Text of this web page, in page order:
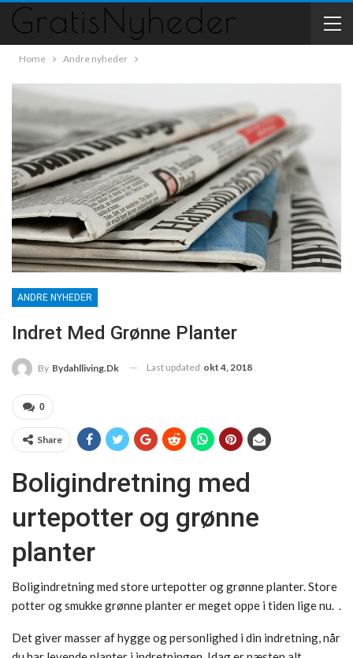
Home Andre nyheder
ANDRE NYHEDER
Indret Med Grønne Planter
By Bydahlliving.dk Last updated okt 4, 2018
0
Share
Boligindretning med
urtepotter og grønne
planter
Boligindretning med store urtepotter og grønne planter. Store
potter og smukke grønne planter er meget oppe i tiden lige nu. .
Det giver masser af hygge og personlighed i din indretning, når